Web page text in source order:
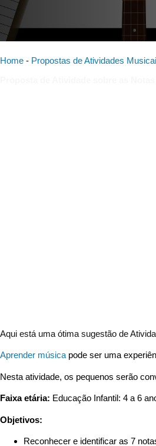
Home - Propostas de Atividades
Aqui está uma ótima sugestão de
Aprender música pode ser uma
Nesta atividade, os pequenos serão
Faixa etária: Educação Infantil: 4 a 6
Objetivos:
Reconhecer e identificar as 7